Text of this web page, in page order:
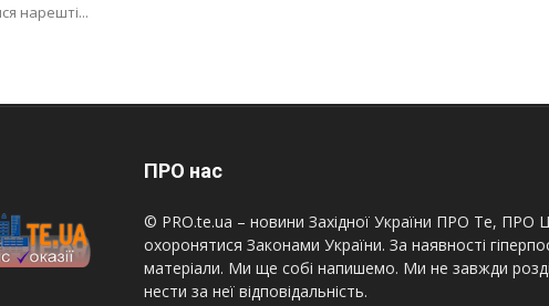
нарешті...
ПРО нас
© PRO.te.ua – новини Західної України ПРО Те, ПРО
охоронятися Законами України. За наявності
матеріали. Ми ще собі напишемо. Ми не завжди
нести за неї відповідальність.